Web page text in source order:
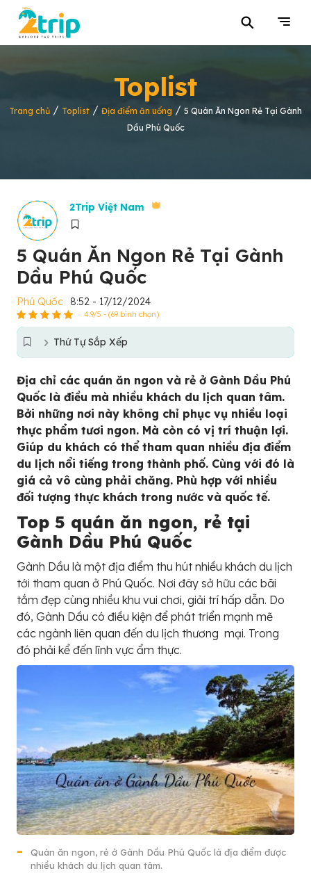
⚲
Toplist
Trang chủ / Toplist / Địa điểm ăn uống / 5 Quán Ăn Ngon Rẻ Tại Gành
Dầu Phú Quốc
2Trip Việt Nam
5 Quán Ăn Ngon Rẻ Tại Gành
Dầu Phú Quốc
Phú Quốc 8:52 - 17/12/2024
4.9/5 - (69 bình chọn)
Thứ Tự Sắp Xếp
Địa chỉ các quán ăn ngon và rẻ ở Gành Dầu Phú
Quốc là điều mà nhiều khách du lịch quan tâm.
Bởi những nơi này không chỉ phục vụ nhiều loại
thực phẩm tươi ngon. Mà còn có vị trí thuận lợi.
Giúp du khách có thể tham quan nhiều địa điểm
du lịch nổi tiếng trong thành phố. Cùng với đó là
giá cả vô cùng phải chăng. Phù hợp với nhiều
đối tượng thực khách trong nước và quốc tế.
Top 5 quán ăn ngon, rẻ tại
Gành Dầu Phú Quốc
Gành Dầu là một địa điểm thu hút nhiều khách du lịch
tới tham quan ở Phú Quốc. Nơi đây sở hữu các bãi
tắm đẹp cùng nhiều khu vui chơi, giải trí hấp dẫn. Do
đó, Gành Dầu có điều kiện để phát triển mạnh mẽ
các ngành liên quan đến du lịch thương mại. Trong
đó phải kể đến lĩnh vực ẩm thực.
Quán ăn ngon, rẻ ở Gành Dầu Phú Quốc là địa điểm được
nhiều khách du lịch quan tâm.